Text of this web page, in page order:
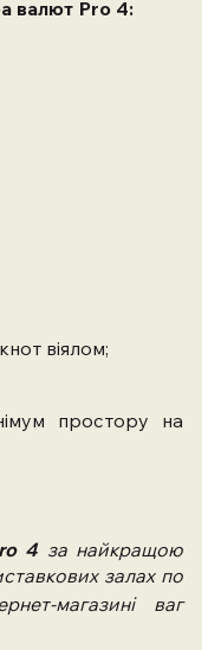
валют Pro 4:
віялом;
простору на
4 за найкращою
залах по
магазині ваг